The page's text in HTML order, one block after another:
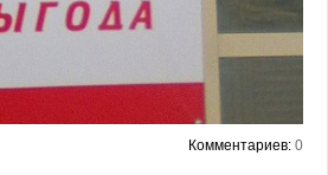
Комментариев: 0